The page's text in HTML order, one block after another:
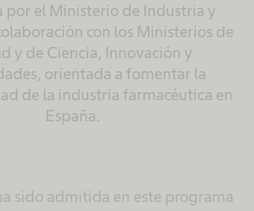
por el Ministerio de Industria y
con los Ministerios de
y de Ciencia, Innovación y
orientada a fomentar la
de la industria farmacéutica en
España.
sido admitida en este programa